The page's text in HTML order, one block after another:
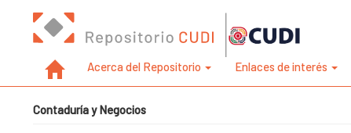
Acerca del Repositorio Enlaces de interés
Contaduría y Negocios